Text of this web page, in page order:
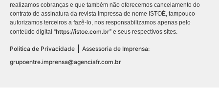
realizamos cobranças e que também não oferecemos cancelamento do
contrato de assinatura da revista impressa de nome ISTOÉ, tampouco
autorizamos terceiros a fazê-lo, nos responsabilizamos apenas pelo
conteúdo digital “https://istoe.com.br” e seus respectivos sites.
Política de Privacidade
Assessoria de Imprensa:
grupoentre.imprensa@agenciafr.com.br